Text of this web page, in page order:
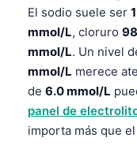
El sodio suele ser
mmol/L, cloruro
mmol/L. Un nivel
mmol/L merece
de 6.0 mmol/L
panel de
importa más que